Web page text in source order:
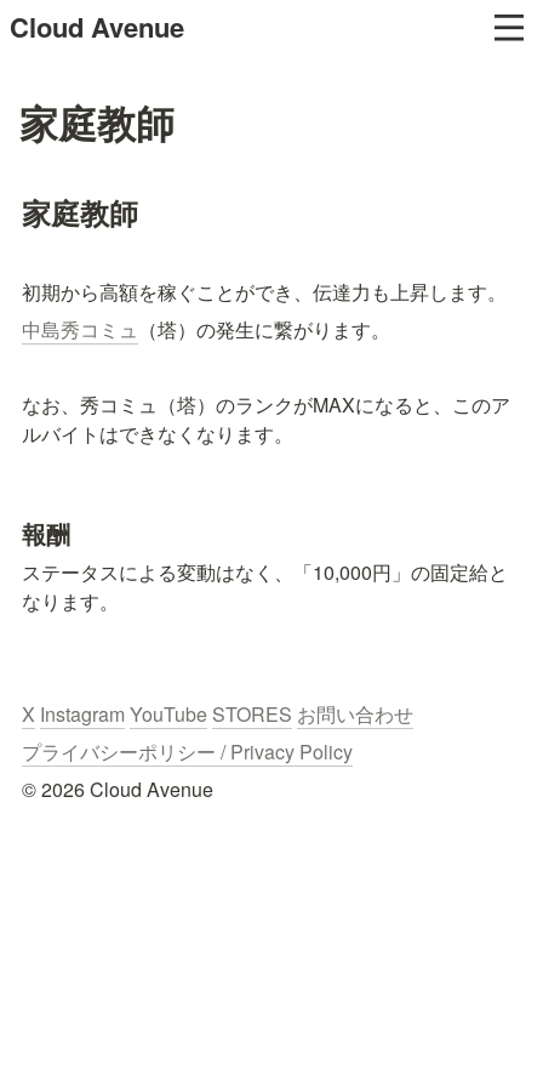
Cloud Avenue
家庭教師
家庭教師
初期から高額を稼ぐことができ、伝達力も上昇します。
中島秀コミュ （塔）の発生に繋がります。
なお、秀コミュ（塔）のランクがMAXになると、このア
ルバイトはできなくなります。
報酬
ステータスによる変動はなく、「10,000円」の固定給と
なります。
X Instagram YouTube STORES お問い合わせ
プライバシーポリシー / Privacy Policy
© 2026 Cloud Avenue